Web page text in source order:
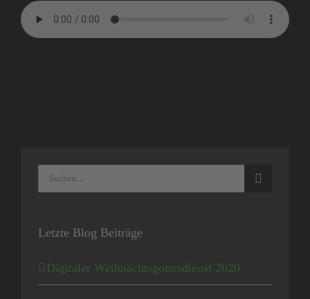
Suche
nach:
Letzte Blog Beiträge
Digitaler Weihnachtsgottesdienst 2020